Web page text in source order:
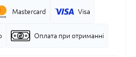
Mastercard Visa
Оплата при отриманні